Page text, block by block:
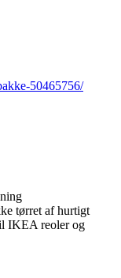
50465756/
tørret af hurtigt
IKEA reoler og